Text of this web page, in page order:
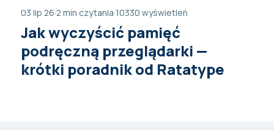
03 lip 26·2 min czytania·10330 wyświetleń
Jak wyczyścić pamięć
podręczną przeglądarki —
krótki poradnik od Ratatype